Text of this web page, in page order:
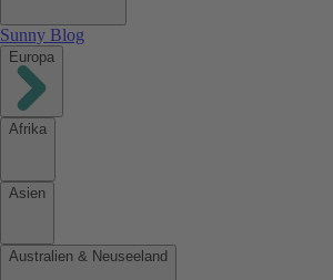
Sunny Blog
Europa
Afrika
Asien
Australien & Neuseeland